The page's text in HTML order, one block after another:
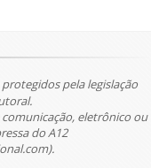
pela legislação
eletrônico ou
do A12